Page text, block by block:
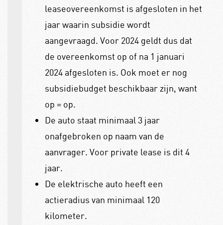
leaseovereenkomst is afgesloten in het
jaar waarin subsidie wordt
aangevraagd. Voor 2024 geldt dus dat
de overeenkomst op of na 1 januari
2024 afgesloten is. Ook moet er nog
subsidiebudget beschikbaar zijn, want
op = op.
De auto staat minimaal 3 jaar
onafgebroken op naam van de
aanvrager. Voor private lease is dit 4
jaar.
De elektrische auto heeft een
actieradius van minimaal 120
kilometer.